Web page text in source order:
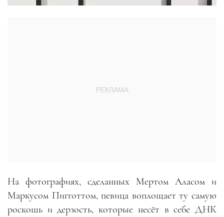
На фотографиях, сделанных Мертом Аласом и
Маркусом Пигготтом, певица воплощает ту самую
роскошь и дерзость, которые несёт в себе ДНК